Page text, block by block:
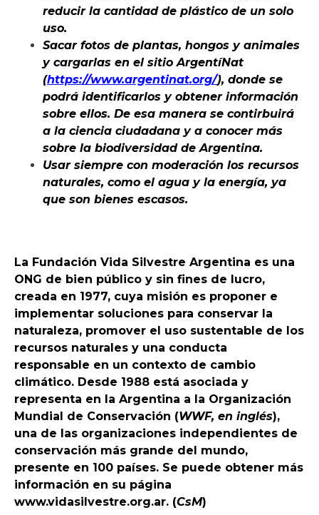
reducir la cantidad de plástico de un solo
uso.
Sacar fotos de plantas, hongos y animales
y cargarlas en el sitio ArgentíNat
(https://www.argentinat.org/), donde se
podrá identificarlos y obtener información
sobre ellos. De esa manera se contirbuirá
a la ciencia ciudadana y a conocer más
sobre la biodiversidad de Argentina.
Usar siempre con moderación los recursos
naturales, como el agua y la energía, ya
que son bienes escasos.
La Fundación Vida Silvestre Argentina es una
ONG de bien público y sin fines de lucro,
creada en 1977, cuya misión es proponer e
implementar soluciones para conservar la
naturaleza, promover el uso sustentable de los
recursos naturales y una conducta
responsable en un contexto de cambio
climático. Desde 1988 está asociada y
representa en la Argentina a la Organización
Mundial de Conservación (WWF, en inglés),
una de las organizaciones independientes de
conservación más grande del mundo,
presente en 100 países. Se puede obtener más
información en su página
www.vidasilvestre.org.ar. (CsM)